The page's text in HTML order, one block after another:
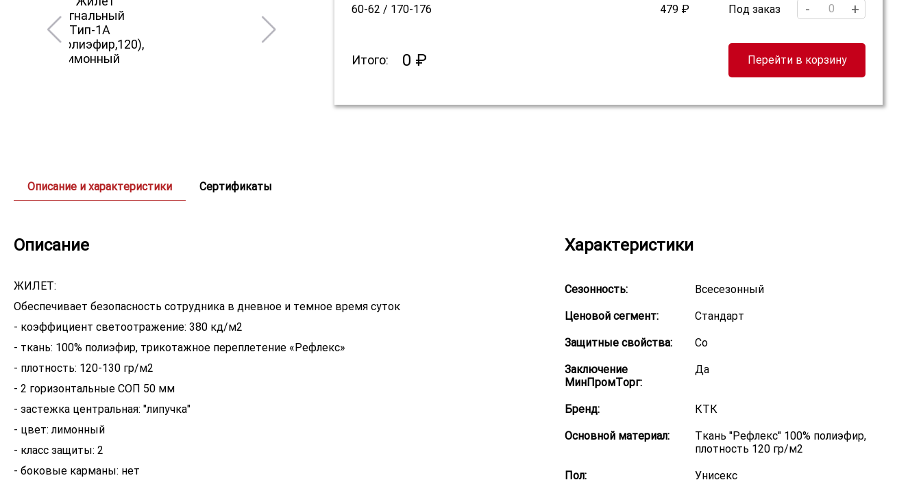
60-62 / 170-176 479 ₽ Под заказ - +
Итого: 0 ₽ Перейти в корзину
Описание и характеристики Сертификаты
Описание
ЖИЛЕТ:
Обеспечивает безопасность сотрудника в дневное и темное время суток
- коэффициент светоотражение: 380 кд/м2
- ткань: 100% полиэфир, трикотажное переплетение «Рефлекс»
- плотность: 120-130 гр/м2
- 2 горизонтальные СОП 50 мм
- застежка центральная: "липучка"
- цвет: лимонный
- класс защиты: 2
- боковые карманы: нет
Характеристики
Сезонность: Всесезонный
Ценовой сегмент: Стандарт
Защитные свойства: Со
Заключение
МинПромТорг:
Да
Бренд: КТК
Основной материал:
Ткань "Рефлекс" 100% полиэфир,
плотность 120 гр/м2
Пол: Унисекс